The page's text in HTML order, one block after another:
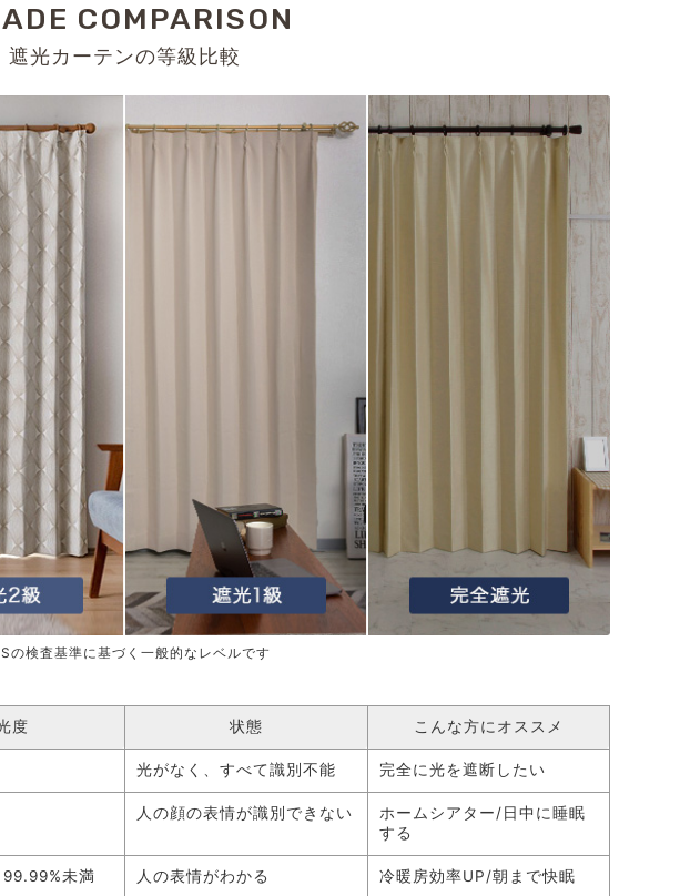
COMPARISON
遮光カーテンの等級比較
の検査基準に基づく一般的なレベルです
度 状態 こんな方にオススメ
光がなく、すべて識別不能 完全に光を遮断したい
人の顔の表情が識別できない
ホームシアター/日中に睡眠
する
未満 人の表情がわかる 冷暖房効率UP/朝まで快眠